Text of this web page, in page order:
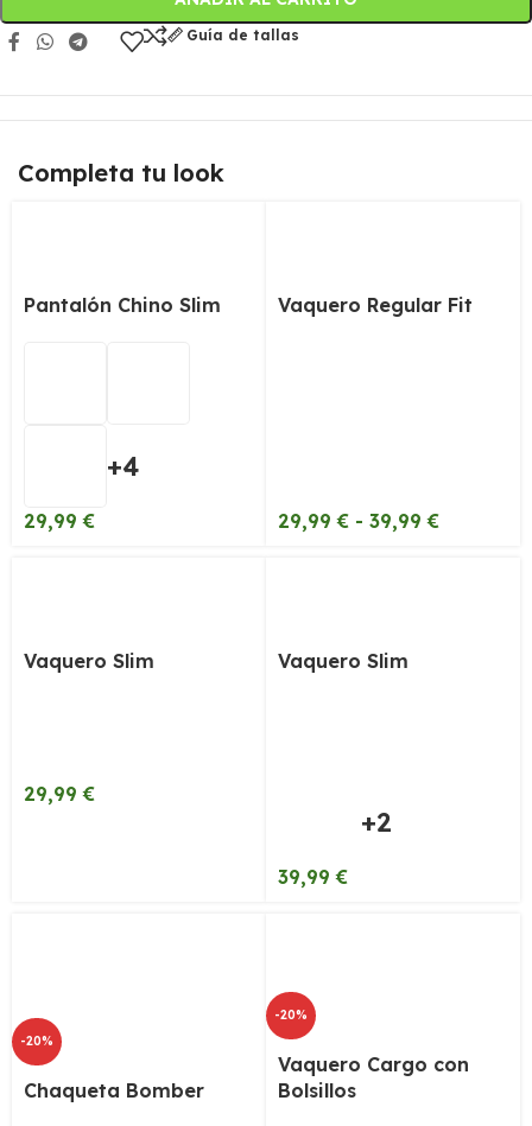
Guía de tallas
Completa tu look
Pantalón Chino Slim
+4
29,99€
Vaquero Regular Fit
29,99€ - 39,99€
Vaquero Slim
29,99€
Vaquero Slim
+2
39,99€
-20%
Chaqueta Bomber
-20%
Vaquero Cargo con
Bolsillos